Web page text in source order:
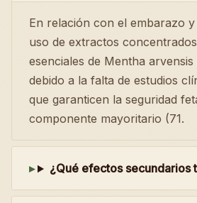
En relación con el embarazo
uso de extractos
esenciales de Mentha arvensis
debido a la falta de estudios
que garanticen la seguridad
componente mayoritario (71.
¿Qué efectos secundarios